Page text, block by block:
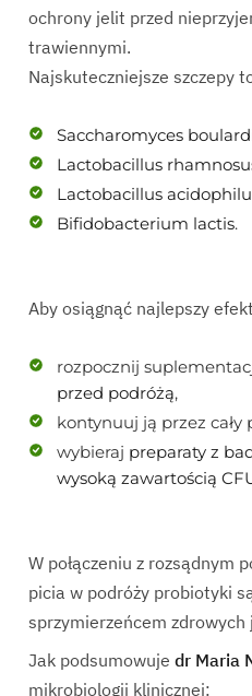
ochrony jelit przed
trawiennymi.
Najskuteczniejsze szczepy
Saccharomyces
Lactobacillus
Lactobacillus
Bifidobacterium lactis.
Aby osiągnąć najlepszy
rozpocznij
przed podróżą,
kontynuuj ją przez cały
wybieraj preparaty z
wysoką zawartością
W połączeniu z rozsądnym
picia w podróży probiotyki
sprzymierzeńcem zdrowych
Jak podsumowuje dr Maria
mikrobiologii klinicznej: